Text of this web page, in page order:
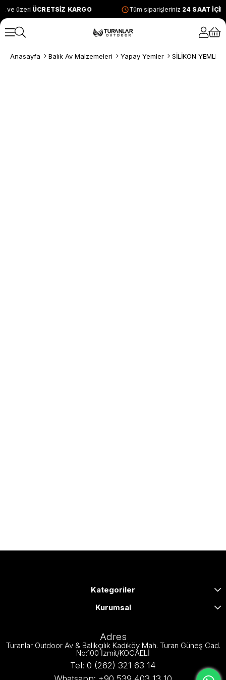
ve üzeriÜCRETSİZ KARGO Tüm siparişleriniz24 SAAT
Anasayfa Balık Av Malzemeleri Yapay Yemler SİLİKON YEMLER
Kategoriler
Kurumsal
Adres
Turanlar Outdoor Av & Balıkçılık Kadıköy Mah. Turan Güneş Cad.
No:100 İzmit/KOCAELİ
Tel: 0 (262) 321 63 14